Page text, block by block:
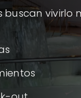
buscan vivirlo